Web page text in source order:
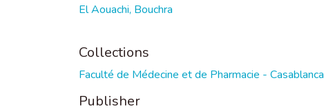
El Aouachi, Bouchra
Collections
Faculté de Médecine et de Pharmacie - Casablanca
Publisher